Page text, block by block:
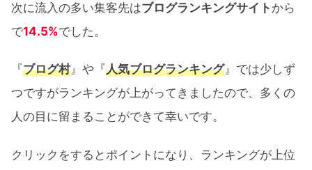
次に流入の多い集客先はブログランキングサイト から
で14.5%でした。
『ブログ村』や『人気ブログランキング』では少しず
つですがランキングが上がってきましたので、多くの
人の目に留まることができて幸いです。
クリックをするとポイントになり、ランキングが上位